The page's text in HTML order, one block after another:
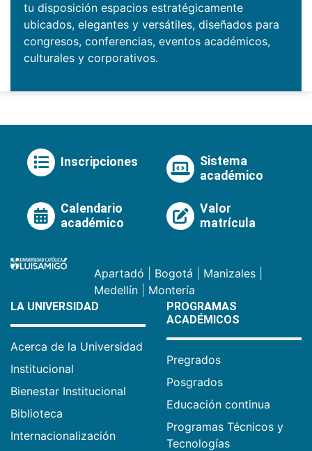
tu disposición espacios estratégicamente
ubicados, elegantes y versátiles, diseñados para
congresos, conferencias, eventos académicos,
culturales y corporativos.
Inscripciones
Sistema
académico
Calendario
académico
Valor
matrícula
Apartadó Bogotá Manizales
Medellín
Montería
LA UNIVERSIDAD
Acerca de la Universidad
Institucional
Bienestar Institucional
Biblioteca
Internacionalización
PROGRAMAS
ACADÉMICOS
Pregrados
Posgrados
Educación continua
Programas Técnicos y
Tecnologías